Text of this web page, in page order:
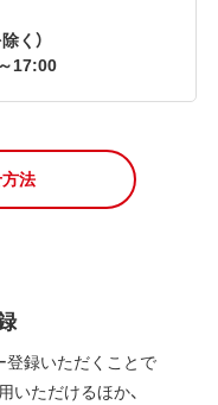
く）
17:00
法
登録いただくことで
ただけるほか、